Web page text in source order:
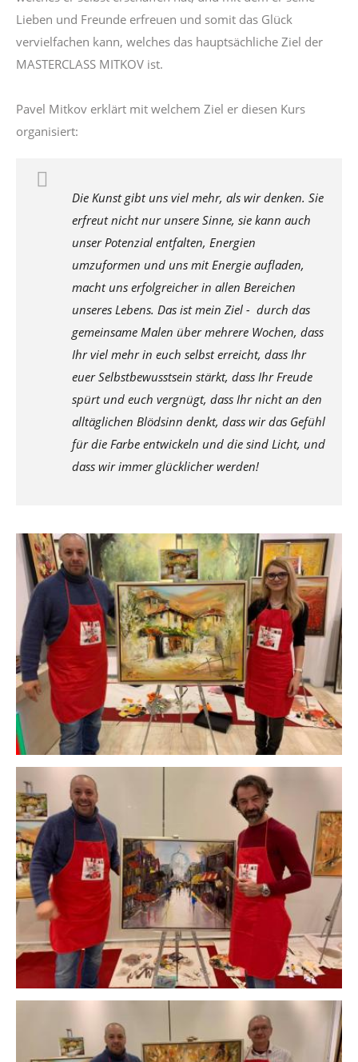
Lieben und Freunde erfreuen und somit das Glück
vervielfachen kann, welches das hauptsächliche Ziel der
MASTERCLASS MITKOV ist.
Pavel Mitkov erklärt mit welchem Ziel er diesen Kurs
organisiert:
Die Kunst gibt uns viel mehr, als wir denken. Sie
erfreut nicht nur unsere Sinne, sie kann auch
unser Potenzial entfalten, Energien
umzuformen und uns mit Energie aufladen,
macht uns erfolgreicher in allen Bereichen
unseres Lebens. Das ist mein Ziel - durch das
gemeinsame Malen über mehrere Wochen, dass
Ihr viel mehr in euch selbst erreicht, dass Ihr
euer Selbstbewusstsein stärkt, dass Ihr Freude
spürt und euch vergnügt, dass Ihr nicht an den
alltäglichen Blödsinn denkt, dass wir das Gefühl
für die Farbe entwickeln und die sind Licht, und
dass wir immer glücklicher werden!